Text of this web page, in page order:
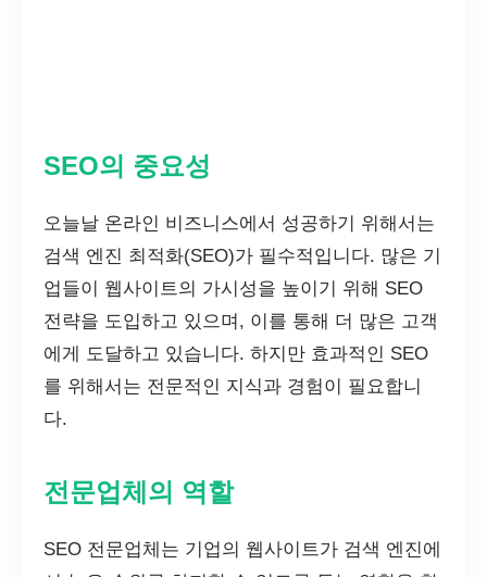
SEO의 중요성
오늘날 온라인 비즈니스에서 성공하기 위해서는
검색 엔진 최적화(SEO)가 필수적입니다. 많은 기
업들이 웹사이트의 가시성을 높이기 위해 SEO
전략을 도입하고 있으며, 이를 통해 더 많은 고객
에게 도달하고 있습니다. 하지만 효과적인 SEO
를 위해서는 전문적인 지식과 경험이 필요합니
다.
전문업체의 역할
SEO 전문업체는 기업의 웹사이트가 검색 엔진에